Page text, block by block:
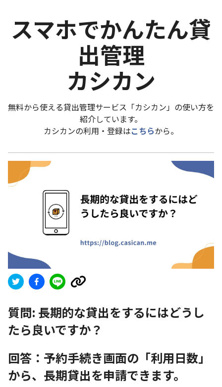
スマホでかんたん貸
出管理
カシカン
無料から使える貸出管理サービス「カシカン」の使い方を
紹介しています。
カシカンの利用・登録はこちらから。
質問: 長期的な貸出をするにはどうし
たら良いですか？
回答：予約手続き画面の「利用日数」
から、長期貸出を申請できます。